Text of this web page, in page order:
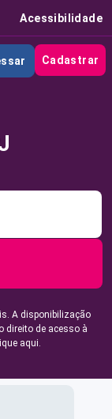
Acessibilidade
Cadastrar
A disponibilização
direito de acesso à
aqui.